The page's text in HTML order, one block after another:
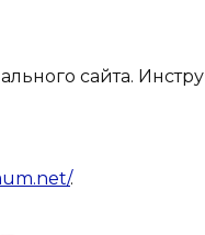
сайта.
.